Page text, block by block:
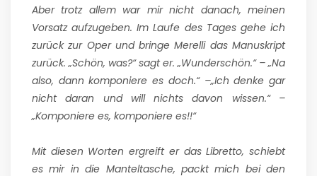
Aber trotz allem war mir nicht danach, meinen
Vorsatz aufzugeben. Im Laufe des Tages gehe ich
zurück zur Oper und bringe Merelli das Manuskript
zurück. „Schön, was?“ sagt er. „Wunderschön.“ – „Na
also, dann komponiere es doch.“ –„Ich denke gar
nicht daran und will nichts davon wissen.“ –
„Komponiere es, komponiere es!!“
Mit diesen Worten ergreift er das Libretto, schiebt
es mir in die Manteltasche, packt mich bei den